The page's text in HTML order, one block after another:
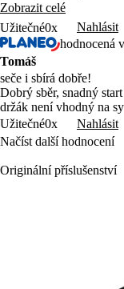
Zobrazit celé
Užitečné0x
Nahlásit
hodnocená
Tomáš
seče i sbírá dobře!
Dobrý sběr, snadný
držák není vhodný na
Užitečné0x
Nahlásit
Načíst další hodnocení
Originální příslušenství